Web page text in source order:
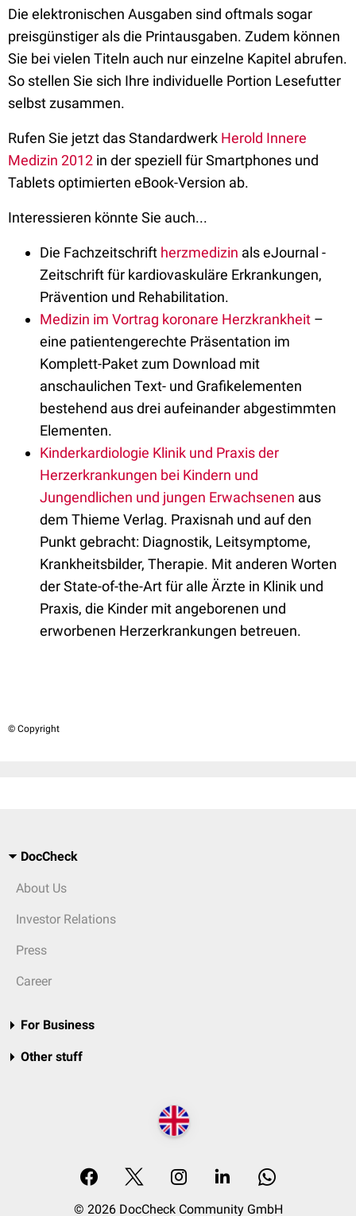
Die elektronischen Ausgaben sind oftmals sogar
preisgünstiger als die Printausgaben. Zudem können
Sie bei vielen Titeln auch nur einzelne Kapitel abrufen.
So stellen Sie sich Ihre individuelle Portion Lesefutter
selbst zusammen.
Rufen Sie jetzt das Standardwerk Herold Innere
Medizin 2012 in der speziell für Smartphones und
Tablets optimierten eBook-Version ab.
Interessieren könnte Sie auch...
Die Fachzeitschrift herzmedizin als eJournal -
Zeitschrift für kardiovaskuläre Erkrankungen,
Prävention und Rehabilitation.
Medizin im Vortrag koronare Herzkrankheit –
eine patientengerechte Präsentation im
Komplett-Paket zum Download mit
anschaulichen Text- und Grafikelementen
bestehend aus drei aufeinander abgestimmten
Elementen.
Kinderkardiologie Klinik und Praxis der
Herzerkrankungen bei Kindern und
Jungendlichen und jungen Erwachsenen aus
dem Thieme Verlag. Praxisnah und auf den
Punkt gebracht: Diagnostik, Leitsymptome,
Krankheitsbilder, Therapie. Mit anderen Worten
der State-of-the-Art für alle Ärzte in Klinik und
Praxis, die Kinder mit angeborenen und
erworbenen Herzerkrankungen betreuen.
© Copyright
DocCheck
About Us
Investor Relations
Press
Career
For Business
Other stuff
© 2026 DocCheck Community GmbH